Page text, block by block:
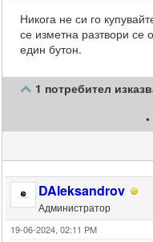
Никога не си го
се изметна разтвори се
един бутон.
1 потребител
•
DAleksandrov
Администратор
19-06-2024, 02:11 PM